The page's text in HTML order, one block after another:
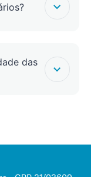
das